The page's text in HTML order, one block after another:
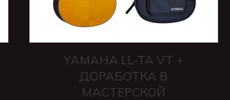
YAMAHA LL-TA VT +
ДОРАБОТКА В
МАСТЕРСКОЙ